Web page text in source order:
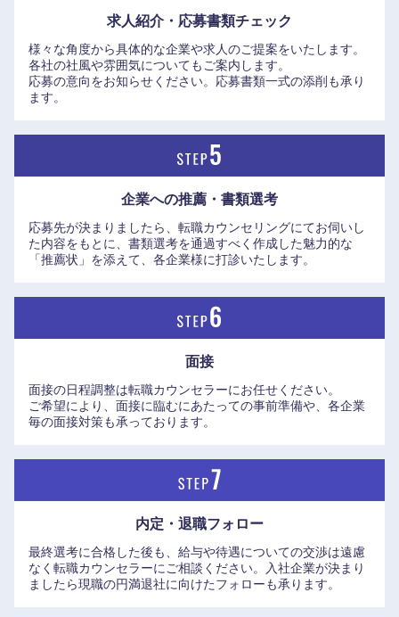
求人紹介・応募書類チェック
様々な角度から具体的な企業や求人のご提案をいたします。
各社の社風や雰囲気についてもご案内します。
応募の意向をお知らせください。応募書類一式の添削も承り
ます。
企業への推薦・書類選考
応募先が決まりましたら、転職カウンセリングにてお伺いし
た内容をもとに、書類選考を通過すべく作成した魅力的な
「推薦状」を添えて、各企業様に打診いたします。
面接
面接の日程調整は転職カウンセラーにお任せください。
ご希望により、面接に臨むにあたっての事前準備や、各企業
毎の面接対策も承っております。
内定・退職フォロー
最終選考に合格した後も、給与や待遇についての交渉は遠慮
なく転職カウンセラーにご相談ください。入社企業が決まり
ましたら現職の円満退社に向けたフォローも承ります。
九州・沖縄
熊本県
大分県 宮崎県